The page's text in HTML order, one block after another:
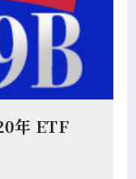
年 ETF